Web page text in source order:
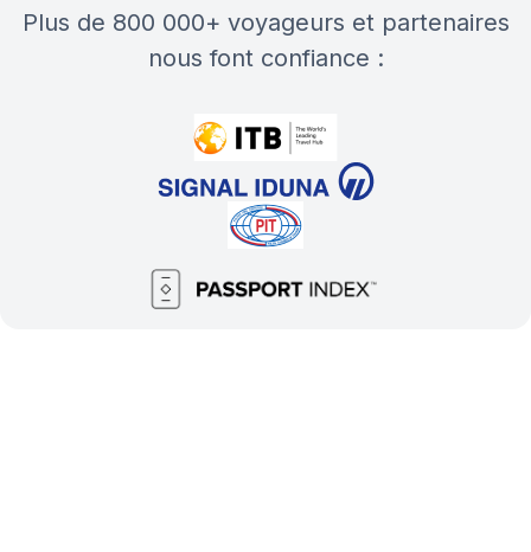
plus de 800 000+ voyageurs et partenaires
nous font confiance :